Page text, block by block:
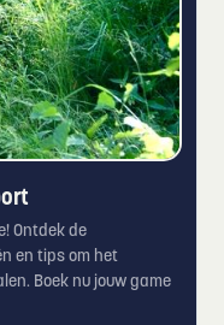
Ontdek de
en tips om het
Boek nu jouw game